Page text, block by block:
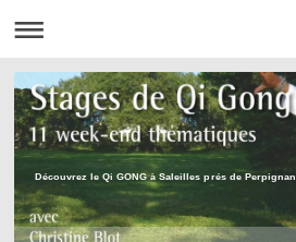
Découvrez le Qi GONG à Saleilles prés de Perpignan